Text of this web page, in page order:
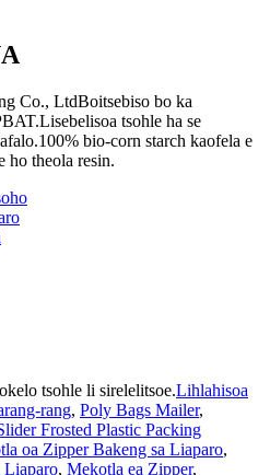
Co., LtdBoitsebiso bo ka
tsohle ha se
bio-corn starch kaofela e
ho theola resin.
tsohle li sirelelitsoe.Lihlahisoa
rang, Poly Bags Mailer,
Frosted Plastic Packing
oa Zipper Bakeng sa Liaparo,
Liaparo, Mekotla ea Zipper,